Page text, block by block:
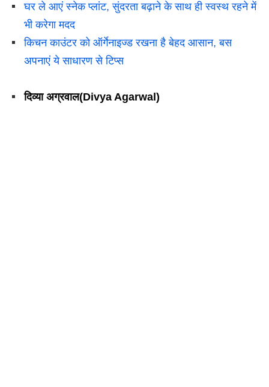
घर ले आएं स्नेक प्लांट, सुंदरता बढ़ाने के साथ ही स्वस्थ रहने में
भी करेगा मदद
किचन काउंटर को ऑर्गेनाइज्ड रखना है बेहद आसान, बस
अपनाएं ये साधारण से टिप्स
दिव्या अग्रवाल(Divya Agarwal)